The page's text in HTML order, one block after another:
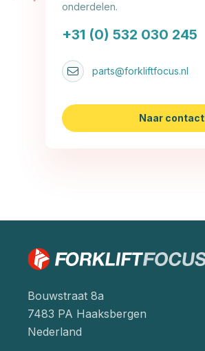
onderdelen.
+31 (0) 532 030 245
parts@forkliftfocus.nl
Naar contact
Bouwstraat 8a
7483 PA Haaksbergen
Nederland